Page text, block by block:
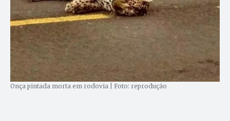
Onça pintada morta em rodovia | Foto: reprodução